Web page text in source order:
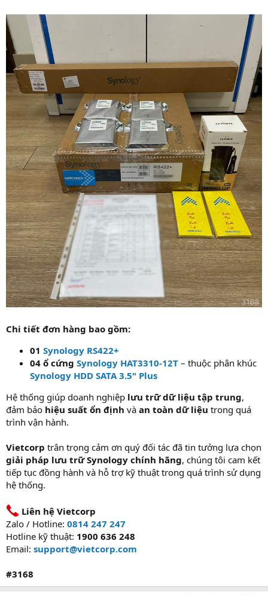
Chi tiết đơn hàng bao gồm:
01 Synology RS422+
04 ổ cứng Synology HAT3310-12T – thuộc phân khúc
Synology HDD SATA 3.5" Plus
Hệ thống giúp doanh nghiệp lưu trữ dữ liệu tập trung,
đảm bảo hiệu suất ổn định và an toàn dữ liệu trong quá
trình vận hành.
Vietcorp trân trọng cảm ơn quý đối tác đã tin tưởng lựa chọn
giải pháp lưu trữ Synology chính hãng, chúng tôi cam kết
tiếp tục đồng hành và hỗ trợ kỹ thuật trong quá trình sử dụng
hệ thống.
Liên hệ Vietcorp
Zalo / Hotline: 0814 247 247
Hotline kỹ thuật: 1900 636 248
Email: support@vietcorp.com
#3168